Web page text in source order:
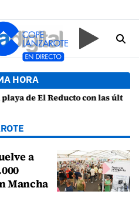
HORA
analíticas mostrando "una buena calidad de las aguas para el baño"
a
Mancha